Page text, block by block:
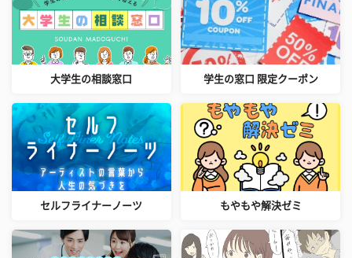
大学生の相談窓口 学生の窓口 限定クーポン
セルフライナーノーツ もやもや解決ゼミ